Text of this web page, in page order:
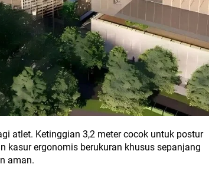
atlet. Ketinggian 3,2 meter cocok untuk postur
kasur ergonomis berukuran khusus sepanjang
aman.